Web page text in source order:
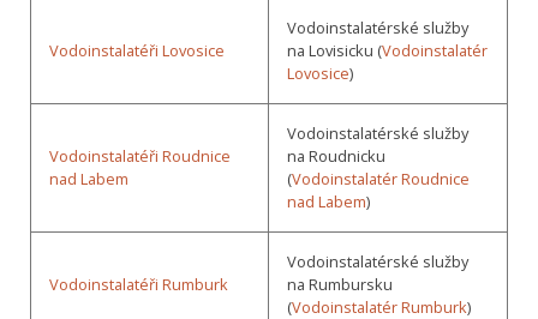
Vodoinstalatéři Lovosice
Vodoinstalatérské služby
na Lovisicku (Vodoinstalatér
Lovosice)
Vodoinstalatéři Roudnice
nad Labem
Vodoinstalatérské služby
na Roudnicku
(Vodoinstalatér Roudnice
nad Labem)
Vodoinstalatéři Rumburk
Vodoinstalatérské služby
na Rumbursku
(Vodoinstalatér Rumburk)